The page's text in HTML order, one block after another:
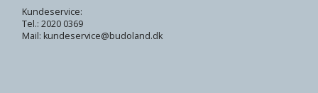
Kundeservice:
Tel.: 2020 0369
Mail: kundeservice@budoland.dk